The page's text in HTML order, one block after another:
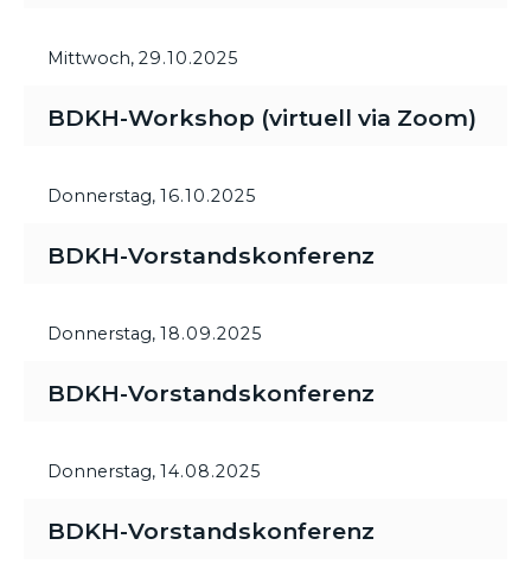
Mittwoch, 29.10.2025
BDKH-Workshop (virtuell via Zoom)
Donnerstag, 16.10.2025
BDKH-Vorstandskonferenz
Donnerstag, 18.09.2025
BDKH-Vorstandskonferenz
Donnerstag, 14.08.2025
BDKH-Vorstandskonferenz